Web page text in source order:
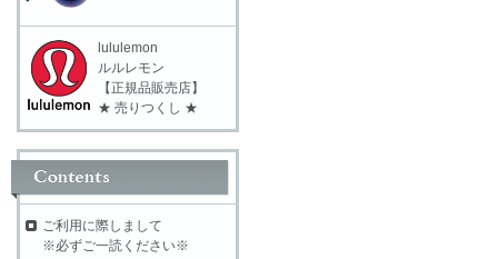
lululemon
ルルレモン
【正規品販売店】
★ 売りつくし ★
ご利用に際しまして
※必ずご一読ください※